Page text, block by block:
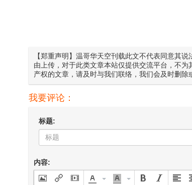
【郑重声明】温哥华天空刊载此文不代表同意其
由上传，对于此类文章本站仅提供交流平台，不
产权的文章，请及时与我们联络，我们会及时删除
我要评论：
标题:
内容: